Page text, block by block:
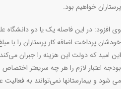
پرستاران خواهیم بود.
وی افزود: در این فاصله یک یا دو دانشگاه
خودشان پرداخت اضافه کار پرستاران را با
این امید که دولت این هزینه را جبران
بودجه اعتبار لازم را هر چه سریعتر
می شود و بیمارستانها نمی‌توانند به